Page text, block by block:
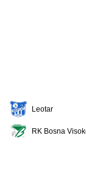
Leotar
RK Bosna